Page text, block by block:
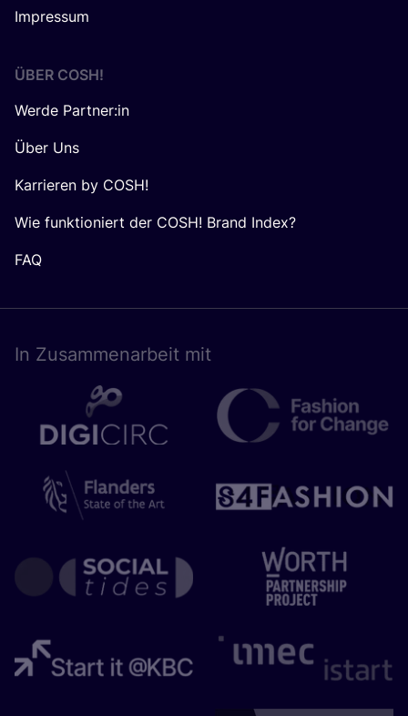
Impressum
ÜBER COSH!
Werde Partner:in
Über Uns
Karrieren by COSH!
Wie funktioniert der COSH! Brand Index?
FAQ
In Zusam­men­ar­beit mit